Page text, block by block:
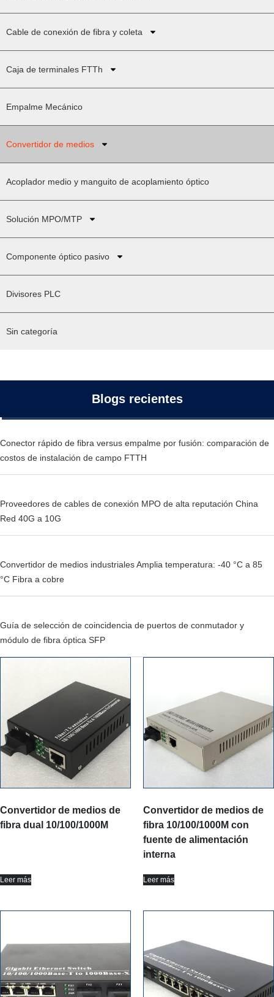
Cable de conexión de fibra y coleta
Caja de terminales FTTh
Empalme Mecánico
Convertidor de medios
Acoplador medio y manguito de acoplamiento óptico
Solución MPO/MTP
Componente óptico pasivo
Divisores PLC
Sin categoría
Blogs recientes
Conector rápido de fibra versus empalme por fusión: comparación de
costos de instalación de campo FTTH
Proveedores de cables de conexión MPO de alta reputación China
Red 40G a 10G
Convertidor de medios industriales Amplia temperatura: -40 °C a 85
°C Fibra a cobre
Guía de selección de coincidencia de puertos de conmutador y
módulo de fibra óptica SFP
Convertidor de medios de
fibra dual 10/100/1000M
Leer más
Convertidor de medios de
fibra 10/100/1000M con
fuente de alimentación
interna
Leer más